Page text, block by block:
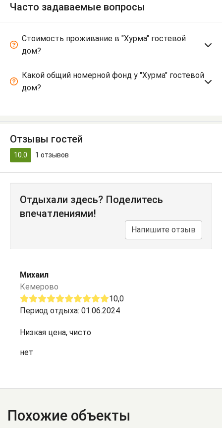
Часто задаваемые вопросы
Стоимость проживание в "Хурма" гостевой
дом?
Какой общий номерной фонд у "Хурма" гостевой
дом?
Отзывы гостей
10.0 1 отзывов
Отдыхали здесь? Поделитесь
впечатлениями!
Напишите отзыв
Михаил
Кемерово
10,0
Период отдыха: 01.06.2024
Низкая цена, чисто
нет
Похожие объекты